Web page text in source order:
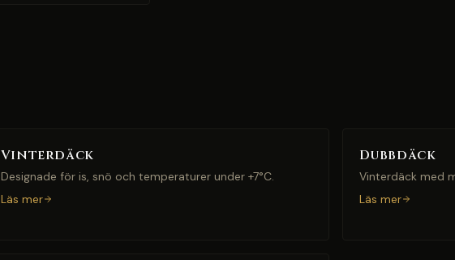
Vinterdäck
Designade för is, snö och temperaturer under +7°C.
Läs mer
Dubbdäck
Vinterdäck med
Läs mer